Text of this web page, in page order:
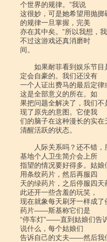
个世界的规律。”我说
这很妙，可是她希望用抛掷
的规律一旦掌握，完美
亦在其中矣。”所以我想，
不过这游戏还真消磨时
间。
如果耐菲看到娱乐节目
定会自豪的。我们还没有
一个人证出费马的最后定律
这是全部意义的所在。如
果把问题全解决了，我们
现了原先的意图。它使我
们的脑子在这种漫长的实
清醒活跃的状态。
人际关系吗？还不错，
基地个人卫生简介会上所
指望的情况要好得多。姑
用条纹药片，然后再服四
天的绿药片，之后停服四
此还开一些含羞的玩笑，
现在就象每天刷牙一样成
药片――斯基称它们是
“停车灯”――直到姑娘们告
说什么，每个姑娘们
告诉自己的丈夫――然后